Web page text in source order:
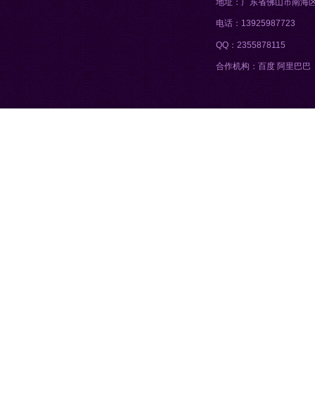
地址：广东省佛山市南海
电话：13925987723
QQ：2355878115
合作机构：百度 阿里巴巴